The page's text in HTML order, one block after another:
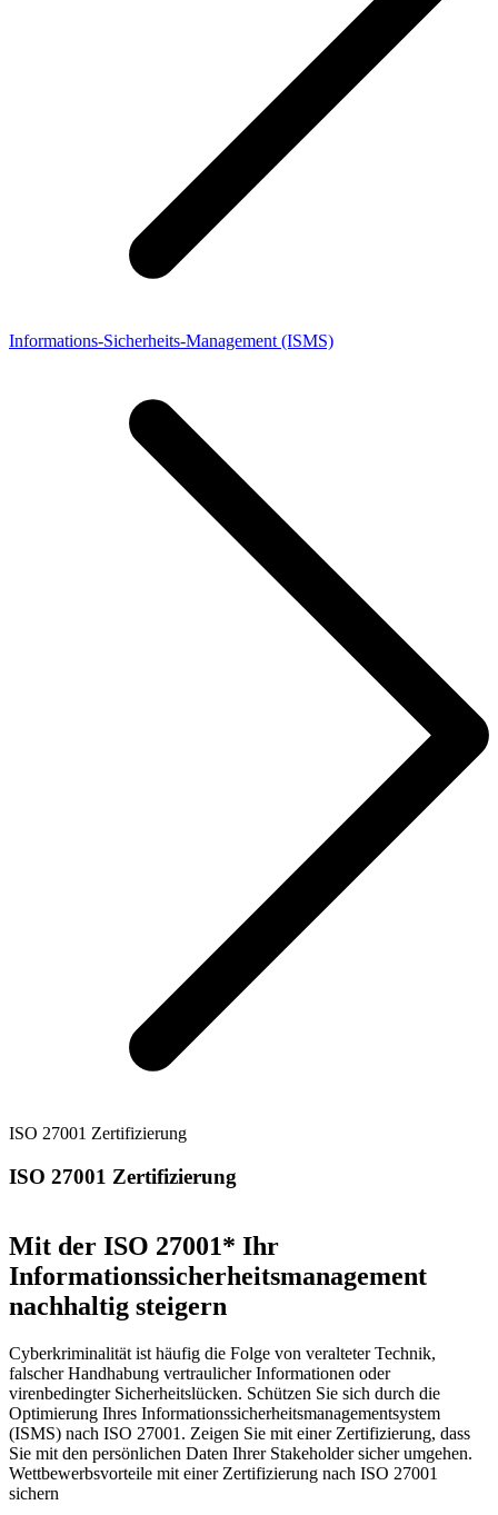
Informations-Sicherheits-Management (ISMS)
ISO 27001 Zertifizierung
ISO 27001 Zertifizierung
Mit der ISO 27001* Ihr
Informationssicherheitsmanagement
nachhaltig steigern
Cyberkriminalität ist häufig die Folge von veralteter Technik,
falscher Handhabung vertraulicher Informationen oder
virenbedingter Sicherheitslücken. Schützen Sie sich durch die
Optimierung Ihres Informationssicherheitsmanagementsystem
(ISMS) nach ISO 27001. Zeigen Sie mit einer Zertifizierung, dass
Sie mit den persönlichen Daten Ihrer Stakeholder sicher umgehen.
Wettbewerbsvorteile mit einer Zertifizierung nach ISO 27001
sichern